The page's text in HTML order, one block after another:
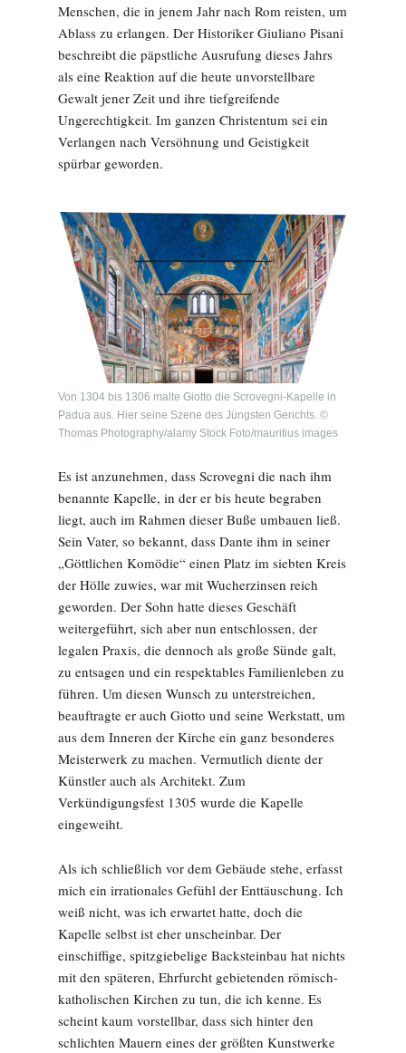
Menschen, die in jenem Jahr nach Rom reisten, um
Ablass zu erlangen. Der Historiker Giuliano Pisani
beschreibt die päpstliche Ausrufung dieses Jahrs
als eine Reaktion auf die heute unvorstellbare
Gewalt jener Zeit und ihre tiefgreifende
Ungerechtigkeit. Im ganzen Christentum sei ein
Verlangen nach Versöhnung und Geistigkeit
spürbar geworden.
Von 1304 bis 1306 malte Giotto die Scrovegni-Kapelle in
Padua aus. Hier seine Szene des Jüngsten Gerichts. ©
Thomas Photography/alamy Stock Foto/mauritius images
Es ist anzunehmen, dass Scrovegni die nach ihm
benannte Kapelle, in der er bis heute begraben
liegt, auch im Rahmen dieser Buße umbauen ließ.
Sein Vater, so bekannt, dass Dante ihm in seiner
„Göttlichen Komödie“ einen Platz im siebten Kreis
der Hölle zuwies, war mit Wucherzinsen reich
geworden. Der Sohn hatte dieses Geschäft
weitergeführt, sich aber nun entschlossen, der
legalen Praxis, die dennoch als große Sünde galt,
zu entsagen und ein respektables Familienleben zu
führen. Um diesen Wunsch zu unterstreichen,
beauftragte er auch Giotto und seine Werkstatt, um
aus dem Inneren der Kirche ein ganz besonderes
Meisterwerk zu machen. Vermutlich diente der
Künstler auch als Architekt. Zum
Verkündigungsfest 1305 wurde die Kapelle
eingeweiht.
Als ich schließlich vor dem Gebäude stehe, erfasst
mich ein irrationales Gefühl der Enttäuschung. Ich
weiß nicht, was ich erwartet hatte, doch die
Kapelle selbst ist eher unscheinbar. Der
einschiffige, spitzgiebelige Backsteinbau hat nichts
mit den späteren, Ehrfurcht gebietenden römisch-
katholischen Kirchen zu tun, die ich kenne. Es
scheint kaum vorstellbar, dass sich hinter den
schlichten Mauern eines der größten Kunstwerke